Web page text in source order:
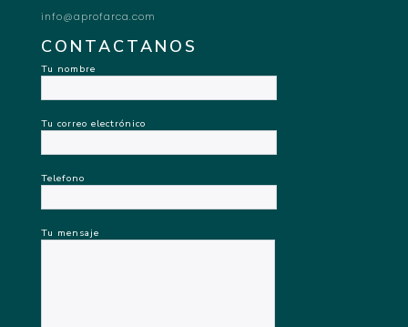
info@aprofarca.com
CONTACTANOS
Tu nombre
Tu correo electrónico
Telefono
Tu mensaje